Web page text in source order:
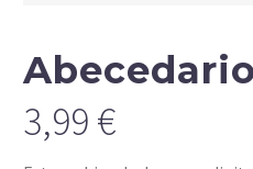
3,99 €